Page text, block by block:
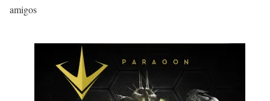
amigos